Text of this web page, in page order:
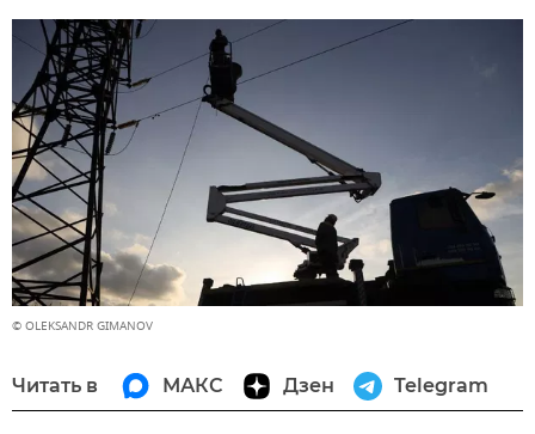
© OLEKSANDR GIMANOV
Читать в МАКС Дзен Telegram